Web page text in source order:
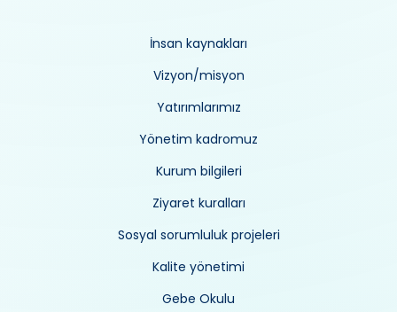
İnsan kaynakları
Vizyon/misyon
Yatırımlarımız
Yönetim kadromuz
Kurum bilgileri
Ziyaret kuralları
Sosyal sorumluluk projeleri
Kalite yönetimi
Gebe Okulu